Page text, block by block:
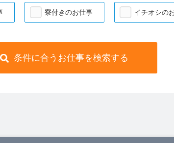
寮付きのお仕事 イチオシの
条件に合うお仕事を検索する